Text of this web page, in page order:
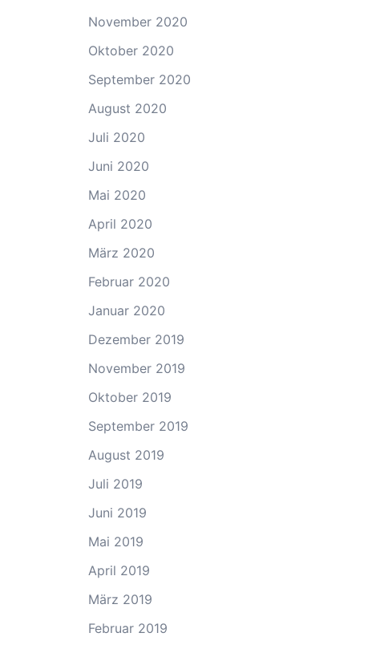
November 2020
Oktober 2020
September 2020
August 2020
Juli 2020
Juni 2020
Mai 2020
April 2020
März 2020
Februar 2020
Januar 2020
Dezember 2019
November 2019
Oktober 2019
September 2019
August 2019
Juli 2019
Juni 2019
Mai 2019
April 2019
März 2019
Februar 2019